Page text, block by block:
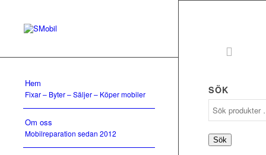
Hem
Fixar – Byter – Säljer – Köper mobiler
Om oss
Mobilreparation sedan 2012
SÖK
Sök